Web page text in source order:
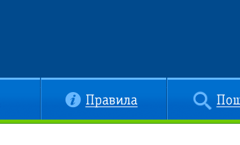
Правила Пошук